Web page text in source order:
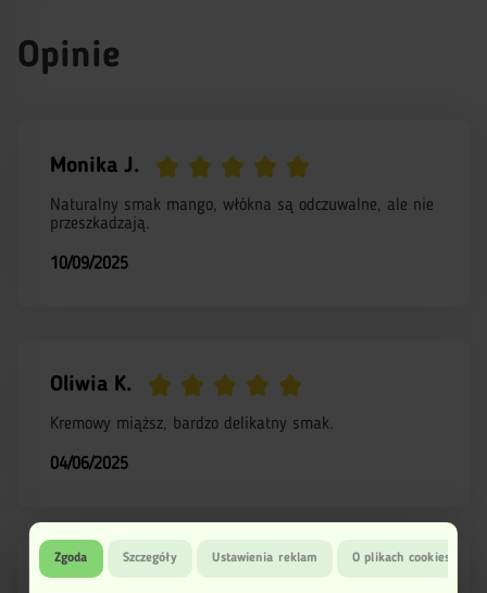
Zgoda Szczegóły Ustawienia reklam O plikach cookies
Opinie
Monika J.
Naturalny smak mango, włókna są odczuwalne, ale nie
przeszkadzają.
10/09/2025
Oliwia K.
Kremowy miąższ, bardzo delikatny smak.
04/06/2025